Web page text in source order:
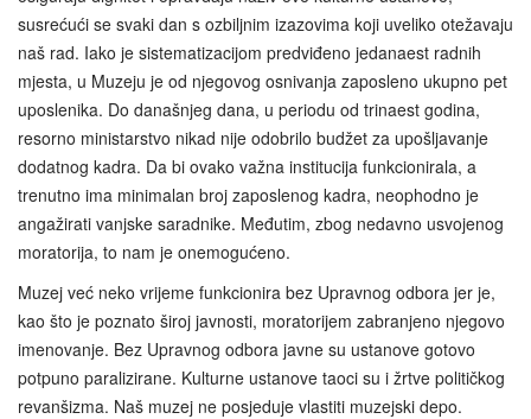
susrećući se svaki dan s ozbiljnim izazovima koji uveliko otežavaju
naš rad. Iako je sistematizacijom predviđeno jedanaest radnih
mjesta, u Muzeju je od njegovog osnivanja zaposleno ukupno pet
uposlenika. Do današnjeg dana, u periodu od trinaest godina,
resorno ministarstvo nikad nije odobrilo budžet za upošljavanje
dodatnog kadra. Da bi ovako važna institucija funkcionirala, a
trenutno ima minimalan broj zaposlenog kadra, neophodno je
angažirati vanjske saradnike. Međutim, zbog nedavno usvojenog
moratorija, to nam je onemogućeno.
Muzej već neko vrijeme funkcionira bez Upravnog odbora jer je,
kao što je poznato široj javnosti, moratorijem zabranjeno njegovo
imenovanje. Bez Upravnog odbora javne su ustanove gotovo
potpuno paralizirane. Kulturne ustanove taoci su i žrtve političkog
revanšizma. Naš muzej ne posjeduje vlastiti muzejski depo.